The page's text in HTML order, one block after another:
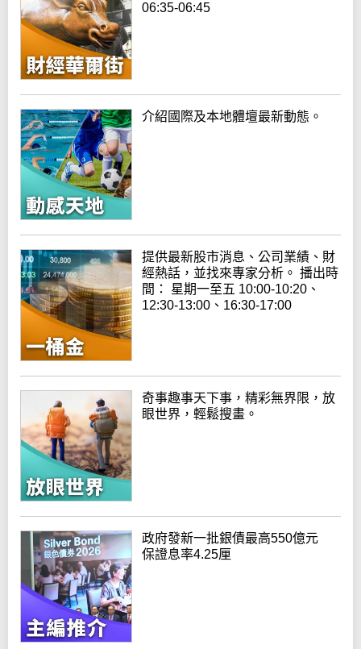
06:35-06:45
介紹國際及本地體壇最新動態。
提供最新股市消息、公司業績、財
經熱話，並找來專家分析。 播出時
間： 星期一至五 10:00-10:20、
12:30-13:00、16:30-17:00
奇事趣事天下事，精彩無界限，放
眼世界，輕鬆搜畫。
政府發新一批銀債最高550億元
保證息率4.25厘